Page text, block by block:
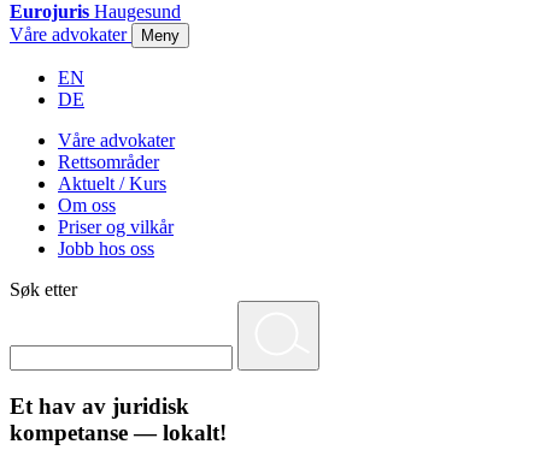
Eurojuris Haugesund
Våre advokater
Meny
EN
DE
Våre advokater
Rettsområder
Aktuelt / Kurs
Om oss
Priser og vilkår
Jobb hos oss
Søk etter
Et hav av juridisk
kompetanse — lokalt!